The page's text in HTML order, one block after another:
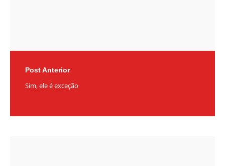
Post Anterior
Sim, ele é exceção